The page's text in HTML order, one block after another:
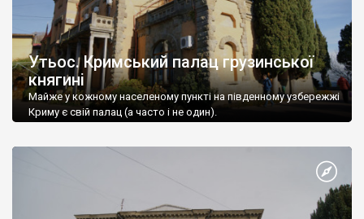
Утьос. Кримський палац грузинської
княгині
Майже у кожному населеному пункті на південному узбережжі
Криму є свій палац (а часто і не один).